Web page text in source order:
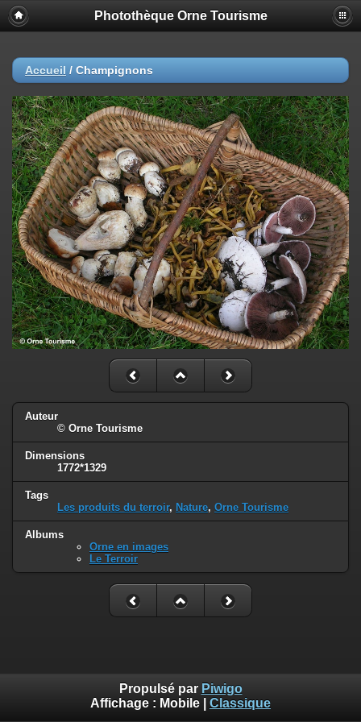
Photothèque Orne Tourisme
Accueil / Champignons
Auteur
© Orne Tourisme
Dimensions
1772*1329
Tags
Les produits du terroir, Nature, Orne Tourisme
Albums
Orne en images
Le Terroir
Propulsé par Piwigo
Affichage : Mobile Classique